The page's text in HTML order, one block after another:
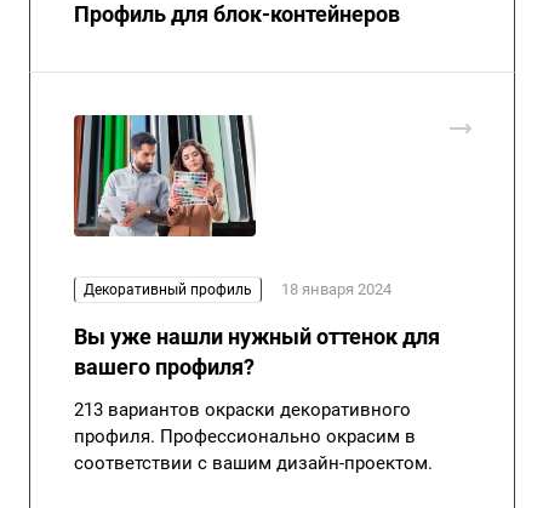
Профиль для блок-контейнеров
Декоративный профиль 18 января 2024
Вы уже нашли нужный оттенок для
вашего профиля?
213 вариантов окраски декоративного
профиля. Профессионально окрасим в
соответствии с вашим дизайн-проектом.